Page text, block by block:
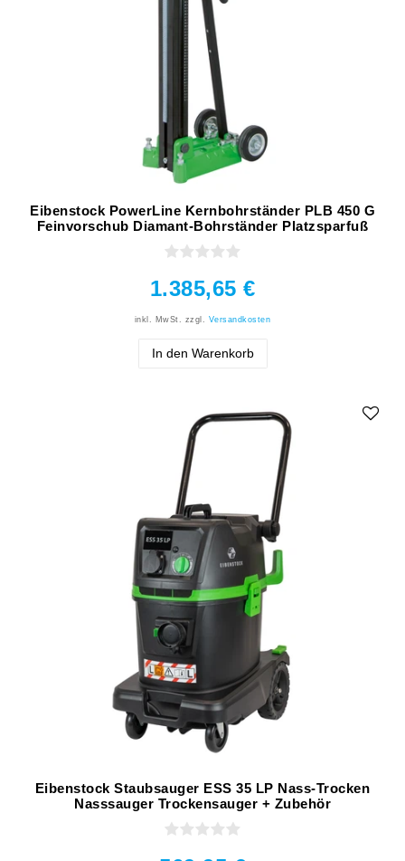
Eibenstock PowerLine Kernbohrständer PLB 450 G
Feinvorschub Diamant-Bohrständer Platzsparfuß
1.385,65 €
inkl. MwSt. zzgl. Versandkosten
In den Warenkorb
Eibenstock Staubsauger ESS 35 LP Nass-Trocken
Nasssauger Trockensauger + Zubehör